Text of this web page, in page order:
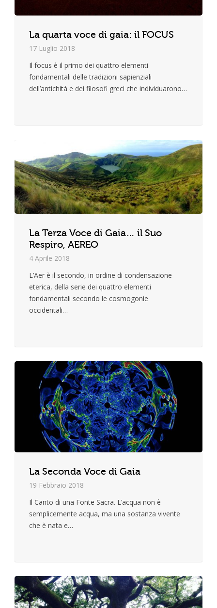
La quarta voce di gaia: il FOCUS
17 Luglio 2018
Il focus è il primo dei quattro elementi
fondamentali delle tradizioni sapienziali
dell’antichità e dei filosofi greci che individuarono…
La Terza Voce di Gaia… il Suo
Respiro, AEREO
4 Aprile 2018
L’Aer è il secondo, in ordine di condensazione
eterica, della serie dei quattro elementi
fondamentali secondo le cosmogonie
occidentali…
La Seconda Voce di Gaia
19 Febbraio 2018
Il Canto di una Fonte Sacra. L’acqua non è
semplicemente acqua, ma una sostanza vivente
che è nata e…